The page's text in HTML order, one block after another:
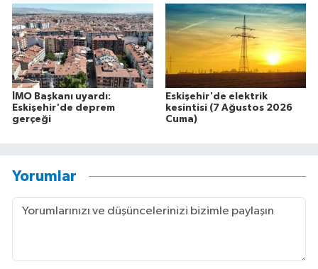
İMO Başkanı uyardı:
Eskişehir'de deprem
gerçeği
Eskişehir'de elektrik
kesintisi (7 Ağustos 2026
Cuma)
Yorumlar